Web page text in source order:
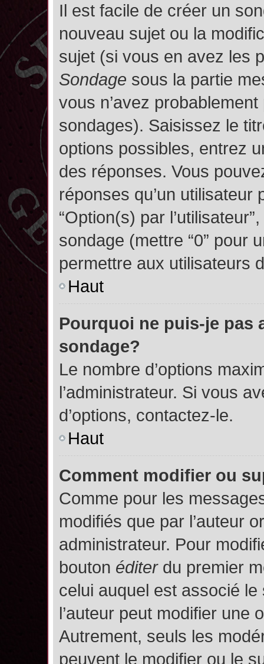
Il est facile de créer un
nouveau sujet ou la
sujet (si vous en avez les
Sondage sous la partie
vous n’avez
sondages). Saisissez le
options possibles, entrez
des réponses. Vous
réponses qu’un
“Option(s) par
sondage (mettre “0” pour
permettre aux utilisateurs
Haut
Pourquoi ne puis-je pas
sondage?
Le nombre d’options
l’administrateur. Si vous
d’options, contactez-le.
Haut
Comment modifier ou
Comme pour les
modifiés que par l’auteur
administrateur. Pour
bouton éditerdu premier
celui auquel est associé le
l’auteur peut modifier une
Autrement, seuls les
peuvent le modifier ou le